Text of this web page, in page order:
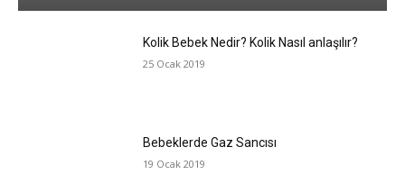
Kolik Bebek Nedir? Kolik Nasıl anlaşılır?
25 Ocak 2019
Bebeklerde Gaz Sancısı
19 Ocak 2019